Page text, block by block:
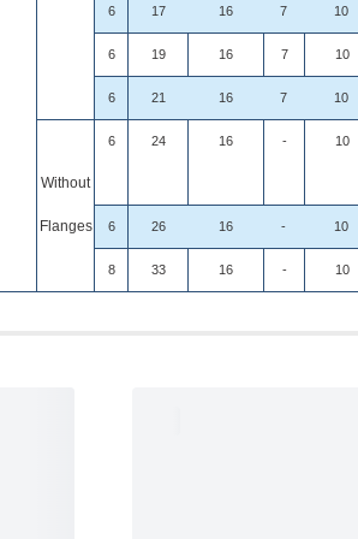
10
7
16
17
6
10
7
16
19
6
10
7
16
21
6
10
-
16
24
6
Without
10
-
16
26
6
Flanges
10
-
16
33
8